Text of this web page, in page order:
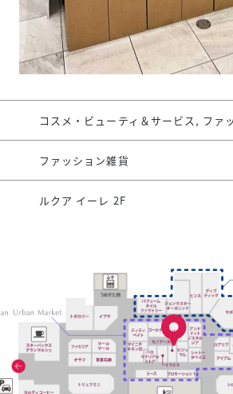
コスメ・ビューティ＆サービス, ファ
ファッション雑貨
ルクア イーレ 2F